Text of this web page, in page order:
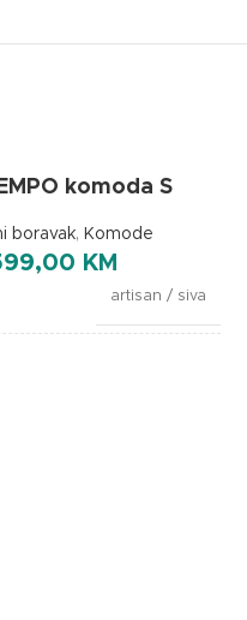
komoda S
boravak, Komode
KM
artisan / siva